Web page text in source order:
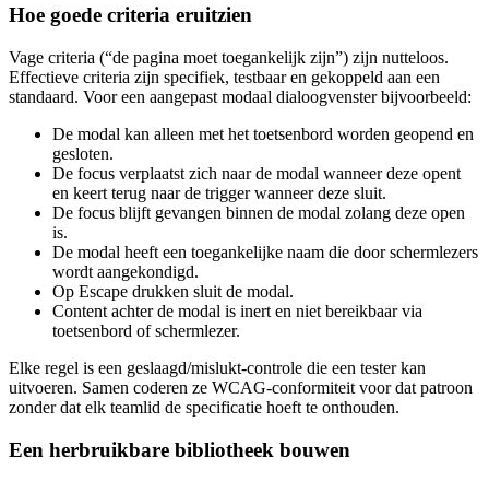
Hoe goede criteria eruitzien
Vage criteria (“de pagina moet toegankelijk zijn”) zijn nutteloos.
Effectieve criteria zijn specifiek, testbaar en gekoppeld aan een
standaard. Voor een aangepast modaal dialoogvenster bijvoorbeeld:
De modal kan alleen met het toetsenbord worden geopend en
gesloten.
De focus verplaatst zich naar de modal wanneer deze opent
en keert terug naar de trigger wanneer deze sluit.
De focus blijft gevangen binnen de modal zolang deze open
is.
De modal heeft een toegankelijke naam die door schermlezers
wordt aangekondigd.
Op Escape drukken sluit de modal.
Content achter de modal is inert en niet bereikbaar via
toetsenbord of schermlezer.
Elke regel is een geslaagd/mislukt-controle die een tester kan
uitvoeren. Samen coderen ze WCAG-conformiteit voor dat patroon
zonder dat elk teamlid de specificatie hoeft te onthouden.
Een herbruikbare bibliotheek bouwen